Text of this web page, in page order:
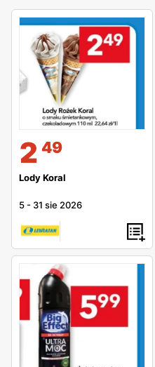
2 49
Lody Koral
5 - 31 sie 2026